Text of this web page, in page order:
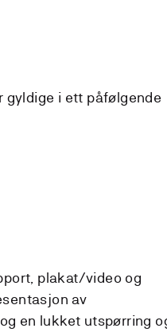
gyldige i ett påfølgende
plakat/video og
av
en lukket utspørring